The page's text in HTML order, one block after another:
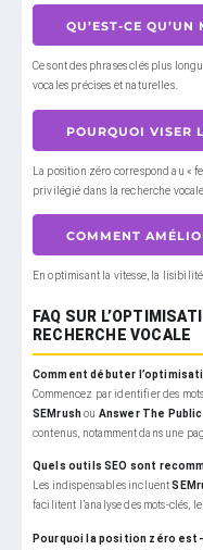
QU’EST-CE
Ce sont des phrases clés plus
vocales précises et naturelles.
POURQUOI VISER
La position zéro correspond au «
privilégié dans la recherche vocale.
COMMENT
En optimisant la vitesse, la
FAQ SUR
RECHERCHE VOCALE
Comment débuter
Commencez par identifier des
SEMrushou Answer The Public
contenus, notamment dans une
Quels outils SEO sont
Les indispensables incluent
facilitent l’analyse des mots-clés,
Pourquoi la position zéro